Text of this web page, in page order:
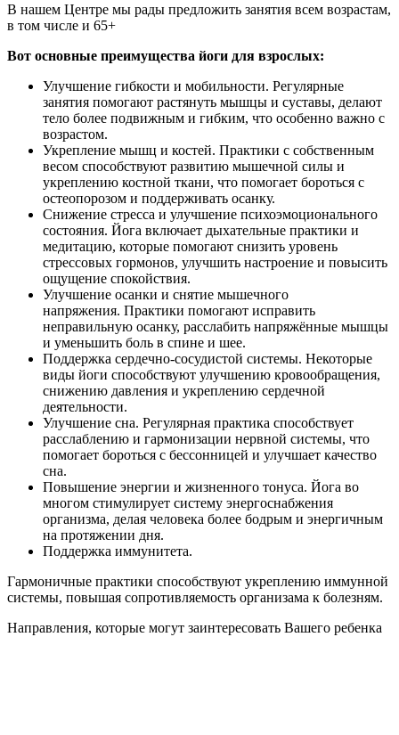
В нашем Центре мы рады предложить занятия всем возрастам,
в том числе и 65+
Вот основные преимущества йоги для взрослых:
Улучшение гибкости и мобильности. Регулярные
занятия помогают растянуть мышцы и суставы, делают
тело более подвижным и гибким, что особенно важно с
возрастом.
Укрепление мышц и костей. Практики с собственным
весом способствуют развитию мышечной силы и
укреплению костной ткани, что помогает бороться с
остеопорозом и поддерживать осанку.
Снижение стресса и улучшение психоэмоционального
состояния. Йога включает дыхательные практики и
медитацию, которые помогают снизить уровень
стрессовых гормонов, улучшить настроение и повысить
ощущение спокойствия.
Улучшение осанки и снятие мышечного
напряжения. Практики помогают исправить
неправильную осанку, расслабить напряжённые мышцы
и уменьшить боль в спине и шее.
Поддержка сердечно-сосудистой системы. Некоторые
виды йоги способствуют улучшению кровообращения,
снижению давления и укреплению сердечной
деятельности.
Улучшение сна. Регулярная практика способствует
расслаблению и гармонизации нервной системы, что
помогает бороться с бессонницей и улучшает качество
сна.
Повышение энергии и жизненного тонуса. Йога во
многом стимулирует систему энергоснабжения
организма, делая человека более бодрым и энергичным
на протяжении дня.
Поддержка иммунитета.
Гармоничные практики способствуют укреплению иммунной
системы, повышая сопротивляемость организама к болезням.
Направления, которые могут заинтересовать Вашего ребенка